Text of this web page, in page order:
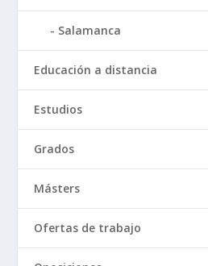
Salamanca
Educación a distancia
Estudios
Grados
Másters
Ofertas de trabajo